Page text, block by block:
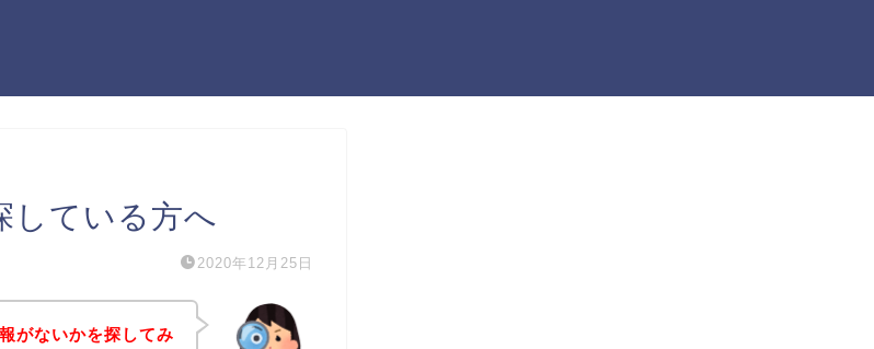
している方へ
2020年12月25日
がないかを探してみ